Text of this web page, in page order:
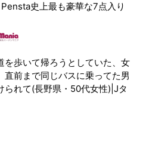
史上最も豪華な7点入り
を歩いて帰ろうとしていた、女
直前まで同じバスに乗ってた男
られて(長野県・50代女性)|Jタ